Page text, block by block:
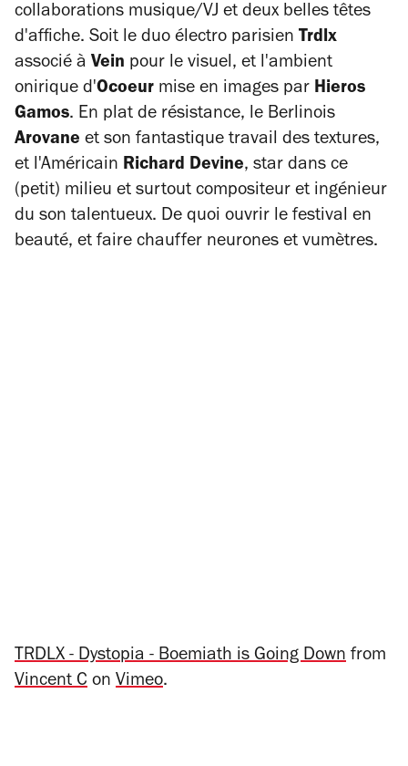
collaborations musique/VJ et deux belles têtes
d'affiche. Soit le duo électro parisien Trdlx
associé à Vein pour le visuel, et l'ambient
onirique d'Ocoeur mise en images par Hieros
Gamos. En plat de résistance, le Berlinois
Arovane et son fantastique travail des textures,
et l'Américain Richard Devine, star dans ce
(petit) milieu et surtout compositeur et ingénieur
du son talentueux. De quoi ouvrir le festival en
beauté, et faire chauffer neurones et vumètres.
TRDLX - Dystopia - Boemiath is Going Down from
Vincent C on Vimeo.